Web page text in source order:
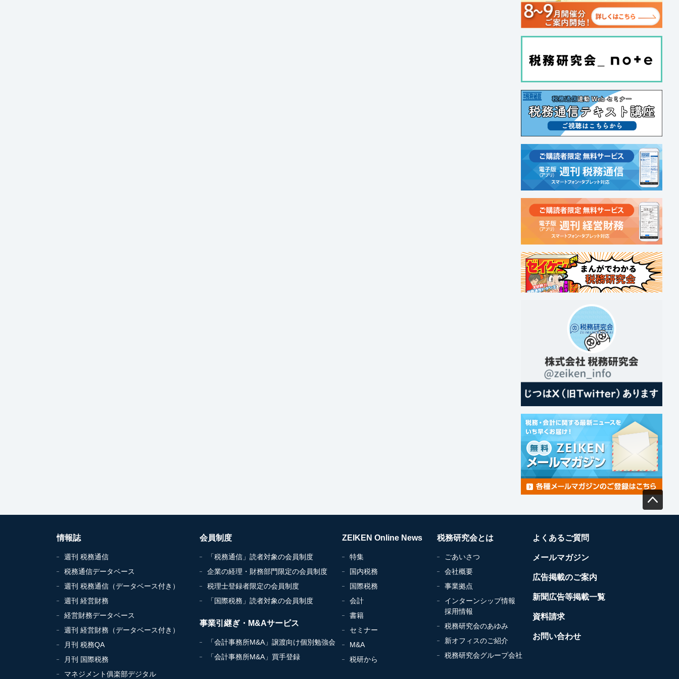
情報誌
週刊 税務通信
税務通信データベース
週刊 税務通信（データベース付き）
週刊 経営財務
経営財務データベース
週刊 経営財務（データベース付き）
月刊 税務QA
月刊 国際税務
マネジメント俱楽部デジタル
会員制度
「税務通信」読者対象の会員制度
企業の経理・財務部門限定の会員制度
税理士登録者限定の会員制度
「国際税務」読者対象の会員制度
事業引継ぎ・M&Aサービス
「会計事務所M&A」譲渡向け個別勉強会
「会計事務所M&A」買手登録
ZEIKEN Online News
特集
国内税務
国際税務
会計
書籍
セミナー
M&A
税研から
税務研究会とは
ごあいさつ
会社概要
事業拠点
インターンシップ情報
採用情報
税務研究会のあゆみ
新オフィスのご紹介
税務研究会グループ会社
よくあるご質問
メールマガジン
広告掲載のご案内
新聞広告等掲載一覧
資料請求
お問い合わせ